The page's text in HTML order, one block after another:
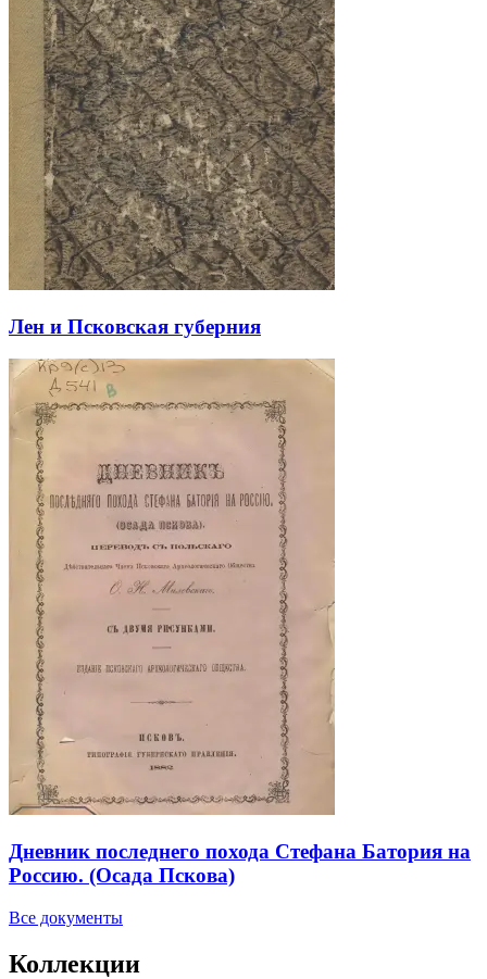
Лен и Псковская губерния
Дневник последнего похода Стефана Батория на
Россию. (Осада Пскова)
Все документы
Коллекции